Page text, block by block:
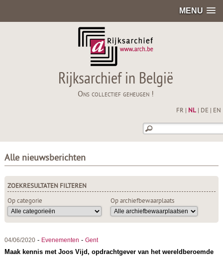
MENU
Rijksarchief in België
Ons collectief geheugen !
FR NL| DE EN
Alle nieuwsberichten
ZOEKRESULTATEN FILTEREN
Op categorie
Op archiefbewaarplaats
04/06/2020- Evenementen - Gent
Maak kennis met Joos Vijd, opdrachtgever van het wereldberoemde